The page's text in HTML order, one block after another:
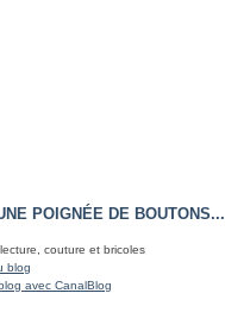
POIGNÉE DE BOUTONS...
couture et bricoles
blog
avec CanalBlog